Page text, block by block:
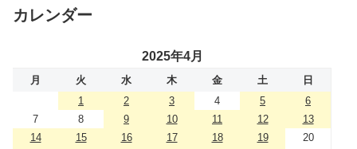
カレンダー
2025年4月
月 火 水 木 金 土
日
1
2 3 4 5
6
7
8 9 10 11 12
13
14
15 16 17 18 19
20